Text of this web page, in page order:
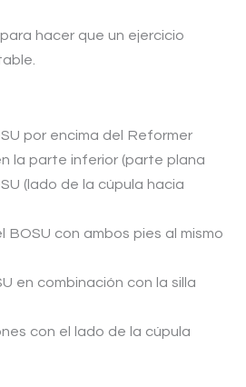
hacer que un ejercicio
por encima del Reformer
la parte inferior (parte plana
(lado de la cúpula hacia
BOSU con ambos pies al mismo
en combinación con la silla
con el lado de la cúpula